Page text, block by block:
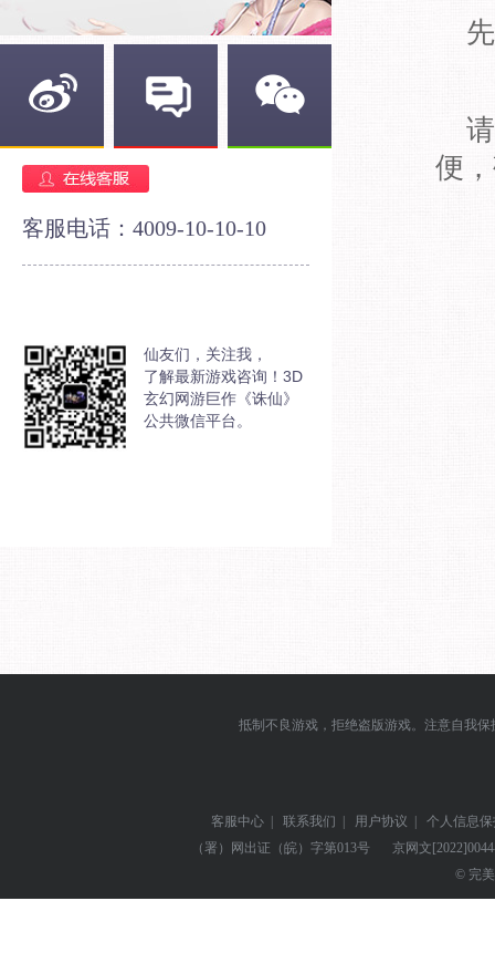
客服电话：4009-10-10-10
仙友们，关注我，
了解最新游戏咨询！3D
玄幻网游巨作《诛仙》
公共微信平台。
先
请
便
抵制不良游戏，拒绝盗版游戏。注意自我
客服中心 | 联系我们 | 用户协议 |
个人信息
（署）网出证（皖）字第013号
京网文
© 完美